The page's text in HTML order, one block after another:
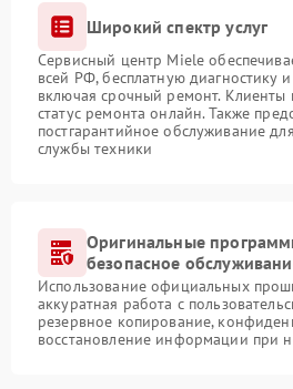
Широкий спектр услуг
Сервисный центр Miele
всей РФ, бесплатную диагностику
включая срочный ремонт. Клиенты
статус ремонта онлайн. Также
постгарантийное обслуживание
службы техники
Оригинальные
безопасное
Использование официальных
аккуратная работа с
резервное копирование,
восстановление информации при